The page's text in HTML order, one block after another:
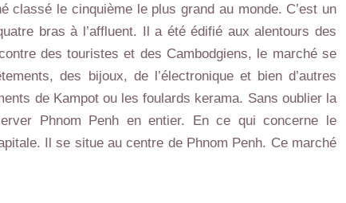
classé le cinquième le plus grand au monde. C’est un
bras à l’affluent. Il a été édifié aux alentours des
des touristes et des Cambodgiens, le marché se
des bijoux, de l’électronique et bien d’autres
de Kampot ou les foulards kerama. Sans oublier la
Phnom Penh en entier. En ce qui concerne le
Il se situe au centre de Phnom Penh. Ce marché